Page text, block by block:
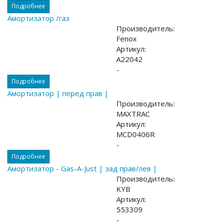
Подробнее
Амортизатор /газ
Производитель:
Fenox
Артикул:
A22042
-
Подробнее
Амортизатор | перед прав |
Производитель:
MAXTRAC
Артикул:
MCD0406R
-
Подробнее
Амортизатор - Gas-A-Just | зад прав/лев |
Производитель:
KYB
Артикул:
553309
-